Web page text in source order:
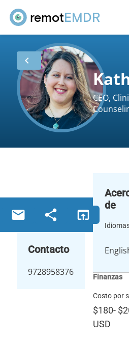
remotEMDR
chevron_left
CEO,
email share open_in_browser
Contacto
9728958376
de
Finanzas
Costo por
$180-
USD